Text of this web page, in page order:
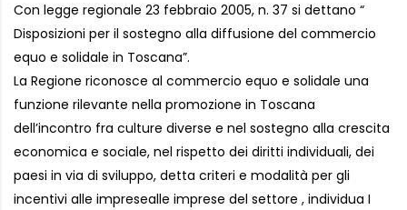
Con legge regionale 23 febbraio 2005, n. 37 si dettano “
Disposizioni per il sostegno alla diffusione del commercio
equo e solidale in Toscana”.
La Regione riconosce al commercio equo e solidale una
funzione rilevante nella promozione in Toscana
dell’incontro fra culture diverse e nel sostegno alla crescita
economica e sociale, nel rispetto dei diritti individuali, dei
paesi in via di sviluppo, detta criteri e modalità per gli
incentivi alle impresealle imprese del settore , individua I